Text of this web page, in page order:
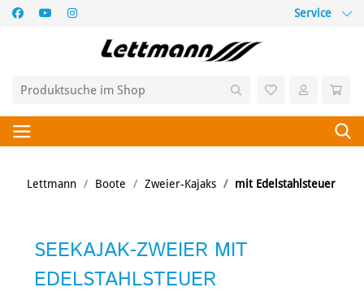
Service
Lettmann Boote Zweier-Kajaks mit Edelstahlsteuer
SEEKAJAK-ZWEIER MIT
EDELSTAHLSTEUER